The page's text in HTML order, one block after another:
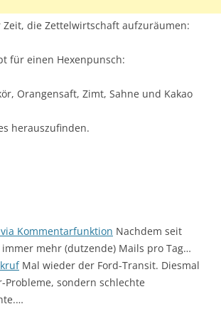
Zeit, die Zettelwirtschaft aufzuräumen:
für einen Hexenpunsch:
Orangensaft, Zimt, Sahne und Kakao
herauszufinden.
Kommentarfunktion Nachdem seit
mehr (dutzende) Mails pro Tag…
Mal wieder der Ford-Transit. Diesmal
Probleme, sondern schlechte